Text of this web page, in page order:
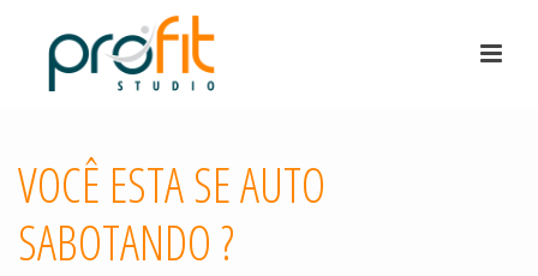
VOCÊ ESTA SE AUTO
SABOTANDO ?